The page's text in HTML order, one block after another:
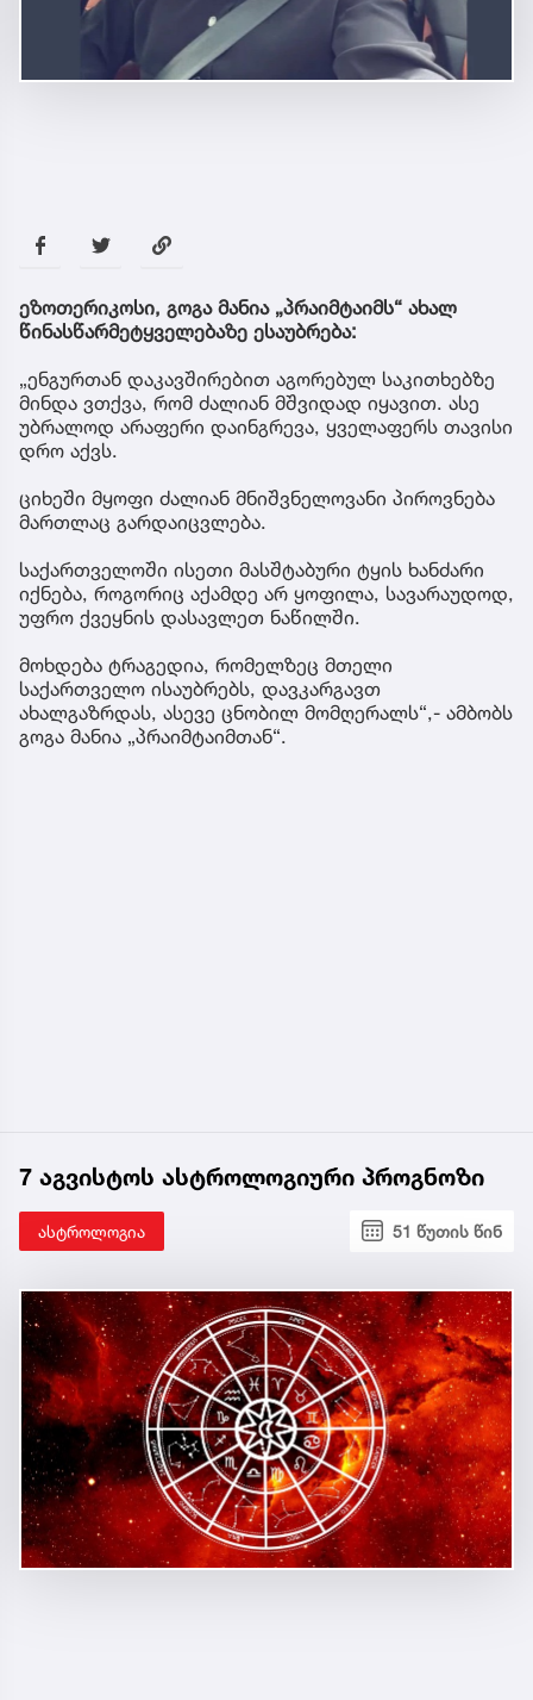
ეზოთერიკოსი, გოგა მანია „პრაიმტაიმს“ ახალ
წინასწარმეტყველებაზე ესაუბრება:
„ენგურთან დაკავშირებით აგორებულ საკითხებზე
მინდა ვთქვა, რომ ძალიან მშვიდად იყავით. ასე
უბრალოდ არაფერი დაინგრევა, ყველაფერს თავისი
დრო აქვს.
ციხეში მყოფი ძალიან მნიშვნელოვანი პიროვნება
მართლაც გარდაიცვლება.
საქართველოში ისეთი მასშტაბური ტყის ხანძარი
იქნება, როგორიც აქამდე არ ყოფილა, სავარაუდოდ,
უფრო ქვეყნის დასავლეთ ნაწილში.
მოხდება ტრაგედია, რომელზეც მთელი
საქართველო ისაუბრებს, დავკარგავთ
ახალგაზრდას, ასევე ცნობილ მომღერალს“,- ამბობს
გოგა მანია „პრაიმტაიმთან“.
7 აგვისტოს ასტროლოგიური პროგნოზი
ასტროლოგია 51 წუთის წინ